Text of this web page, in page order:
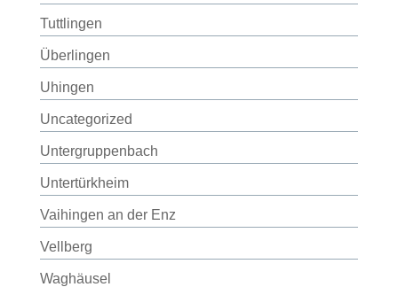
Tuttlingen
Überlingen
Uhingen
Uncategorized
Untergruppenbach
Untertürkheim
Vaihingen an der Enz
Vellberg
Waghäusel